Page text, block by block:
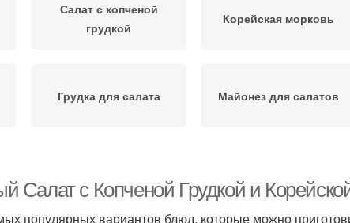
Салат с копченой
грудкой
Корейская морковь
Грудка для салата Майонез для салатов
Салат с Копченой Грудкой и
популярных вариантов блюд, которые можно